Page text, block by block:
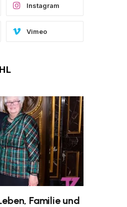
Instagram
Vimeo
Familie und